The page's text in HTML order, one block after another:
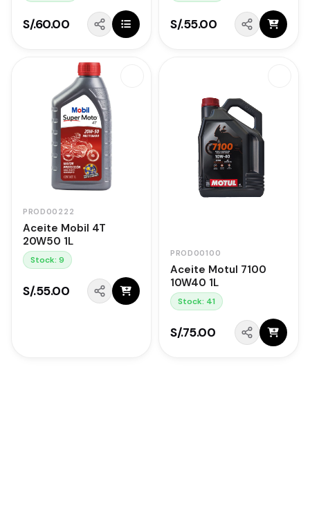
S/.60.00 S/.55.00
PROD00222
Aceite Mobil 4T
20W50 1L
Stock: 9
S/.55.00
PROD00100
Aceite Motul 7100
10W40 1L
Stock: 41
S/.75.00